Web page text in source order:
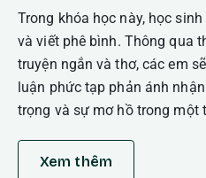
Trong khóa học này, học
và viết phê bình. Thông qua
truyện ngắn và thơ, các em
luận phức tạp phản ánh
trọng và sự mơ hồ trong một
Xem thêm